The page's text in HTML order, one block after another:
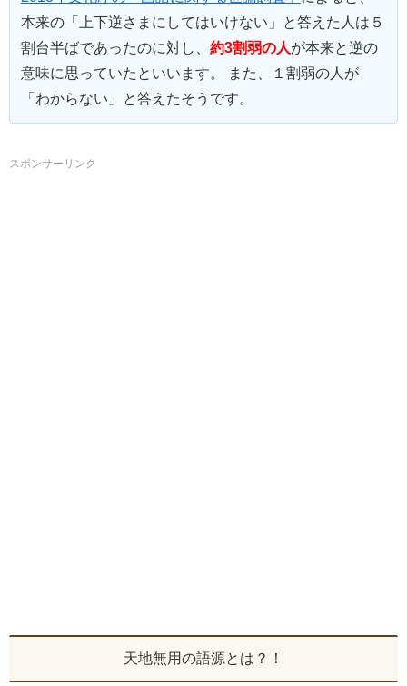
本来の「上下逆さまにしてはいけない」と答えた人は５
割台半ばであったのに対し、 約3割弱の人が本来と逆の
意味に思っていたといいます。 また、１割弱の人が
「わからない」と答えたそうです。
スポンサーリンク
天地無用の語源とは？！